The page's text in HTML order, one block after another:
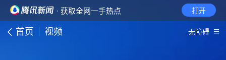
· 获取全网一手热点 打开
首页 视频 无障碍